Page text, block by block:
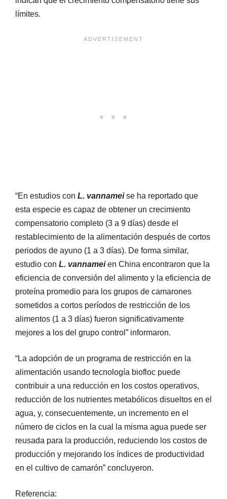
límites.
“En estudios con L. vannameise ha reportado que
esta especie es capaz de obtener un crecimiento
compensatorio completo (3 a 9 días) desde el
restablecimiento de la alimentación después de cortos
periodos de ayuno (1 a 3 días). De forma similar,
estudio con L. vannameien China encontraron que la
eficiencia de conversión del alimento y la eficiencia de
proteína promedio para los grupos de camarones
sometidos a cortos períodos de restricción de los
alimentos (1 a 3 días) fueron significativamente
mejores a los del grupo control” informaron.
“La adopción de un programa de restricción en la
alimentación usando tecnología biofloc puede
contribuir a una reducción en los costos operativos,
reducción de los nutrientes metabólicos disueltos en el
agua, y, consecuentemente, un incremento en el
número de ciclos en la cual la misma agua puede ser
reusada para la producción, reduciendo los costos de
producción y mejorando los índices de productividad
en el cultivo de camarón” concluyeron.
Referencia: